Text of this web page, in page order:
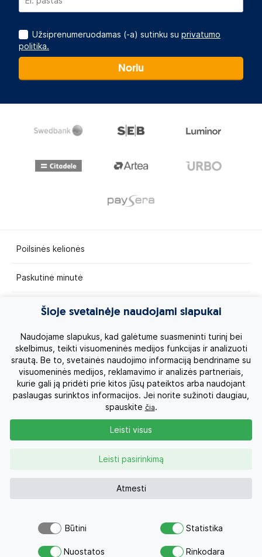
Užsiprenumeruodamas (-a) sutinku su privatumo
politika.
Noriu
Poilsinės kelionės
Paskutinė minutė
Egzotinės kelionės
Kruizai
Kelionės po Lietuvą
Apie mus
Privatumo politika
Kontaktai
0 700 11007 Užklausa
Šioje svetainėje naudojami slapukai
Naudojame slapukus, kad galėtume suasmeninti turinį bei
skelbimus, teikti visuomeninės medijos funkcijas ir analizuoti
srautą. Be to, svetainės naudojimo informaciją bendriname su
visuomeninės medijos, reklamavimo ir analizės partneriais,
kurie gali ją pridėti prie kitos jūsų pateiktos arba naudojant
paslaugas surinktos informacijos. Jei norite sužinoti daugiau,
spauskite čia.
Atmesti
Leisti pasirinkimą
Leisti visus
Būtini Statistika
Nuostatos Rinkodara